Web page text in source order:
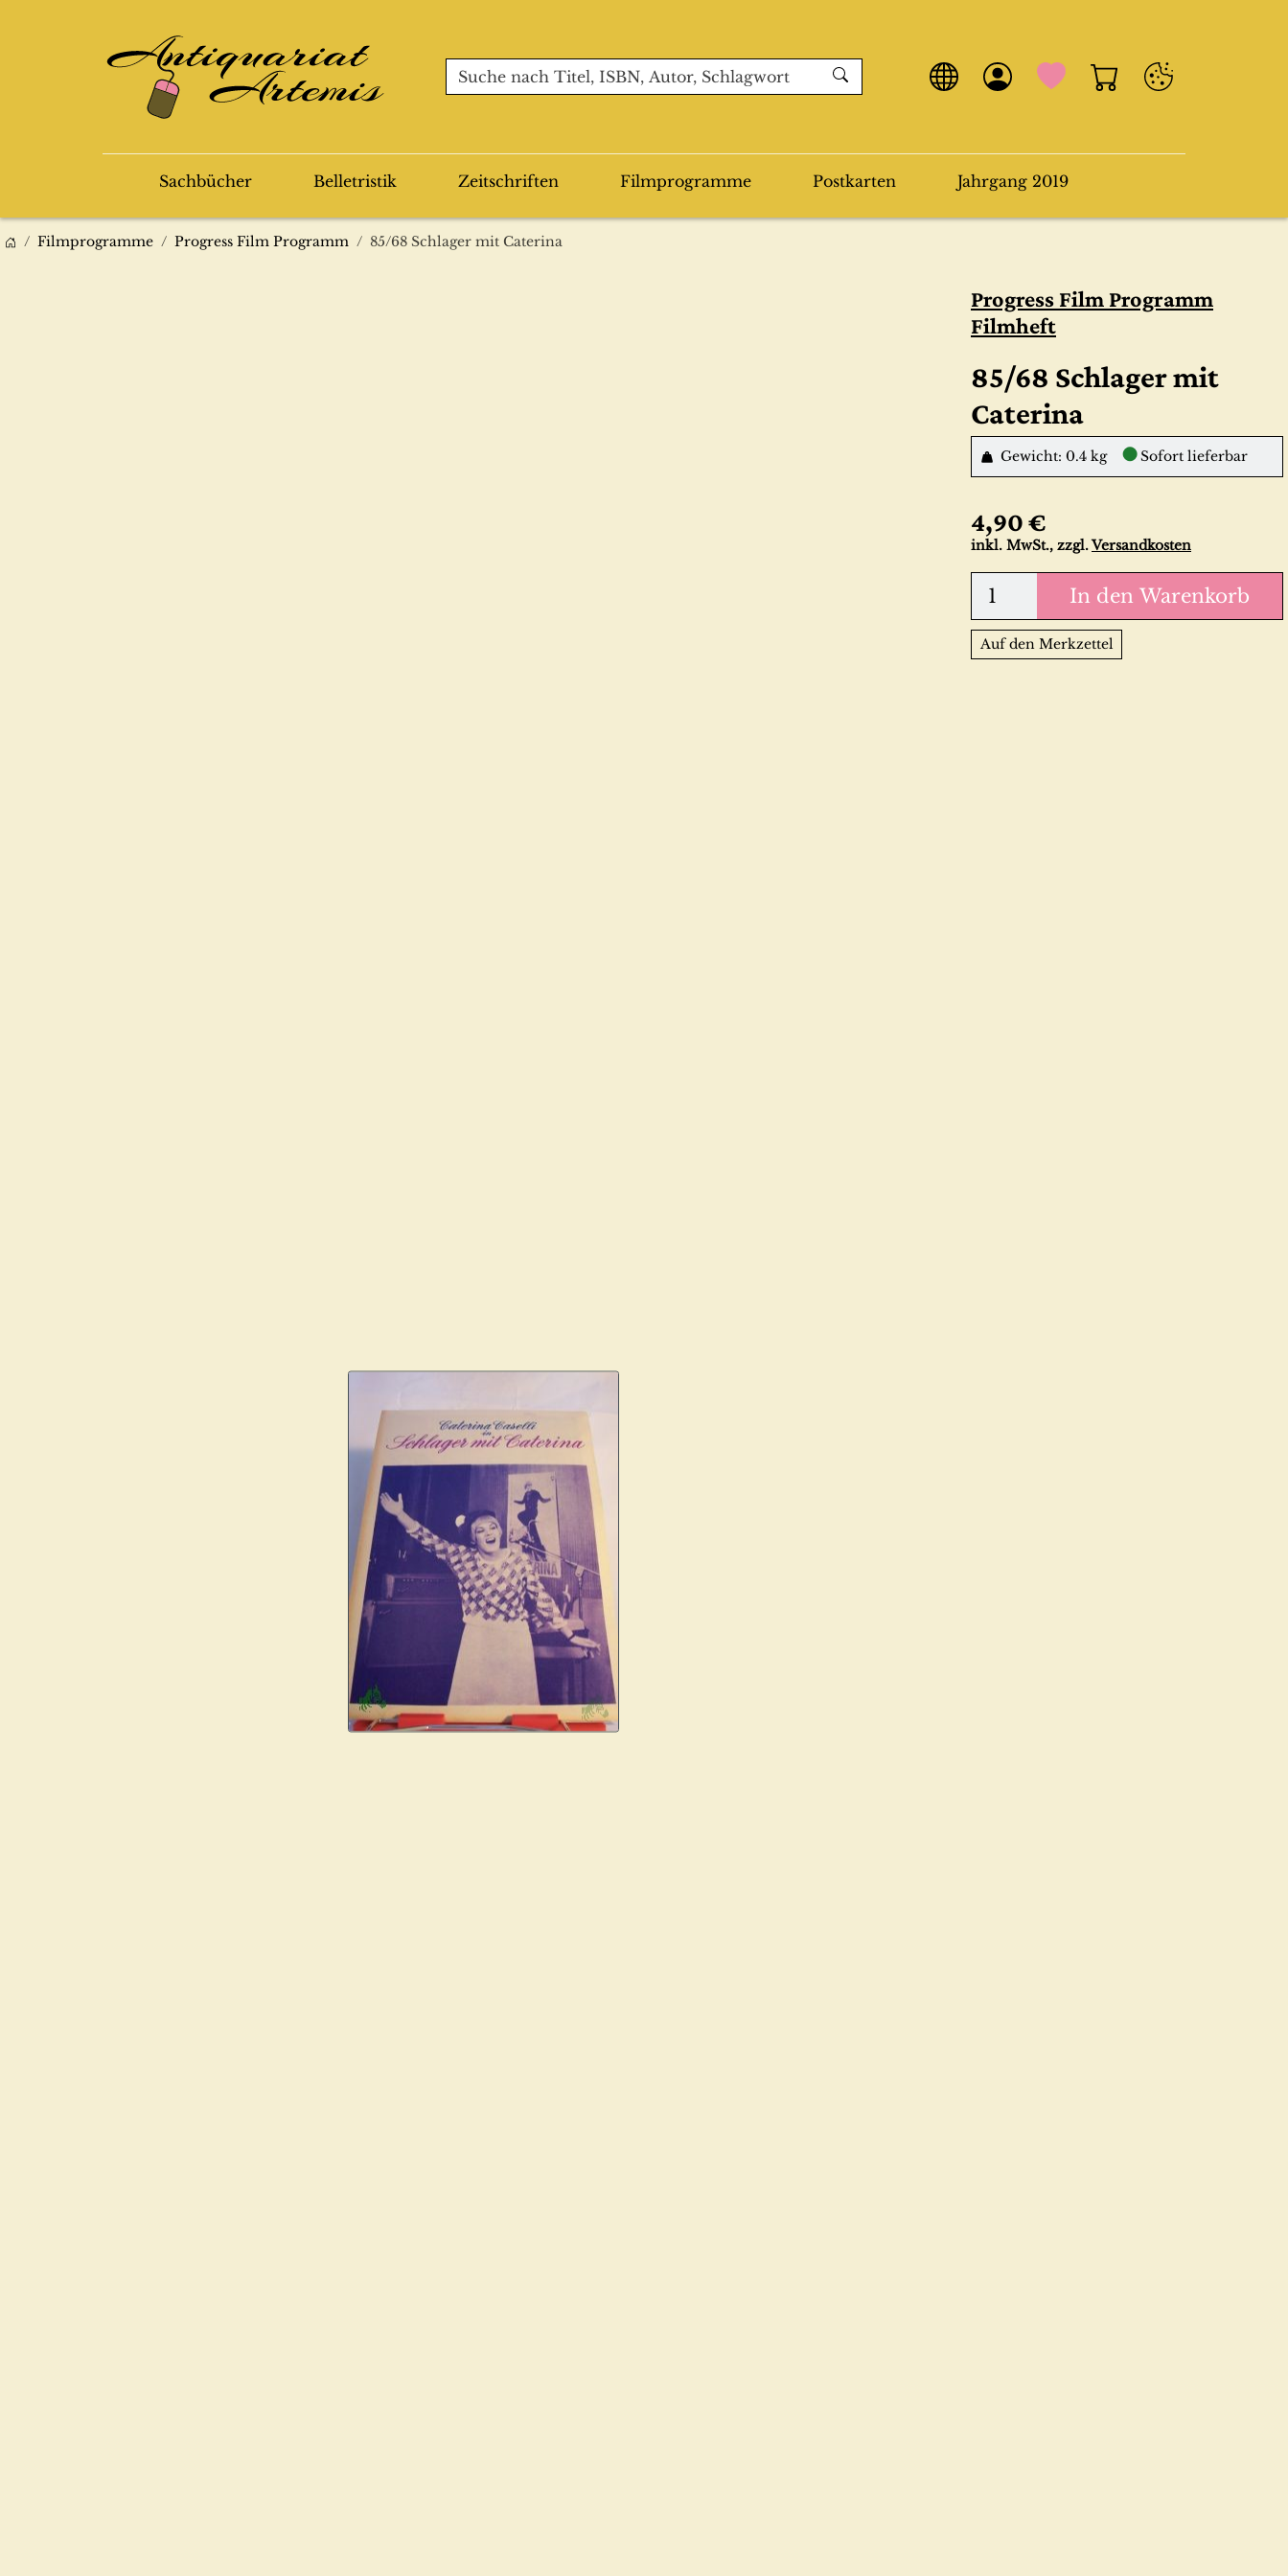
Sachbücher Belletristik Zeitschriften Filmprogramme Postkarten Jahrgang 2019
Filmprogramme Progress Film Programm 85/68 Schlager mit Caterina
Progress Film Programm
Filmheft
85/68 Schlager mit
Caterina
Gewicht: 0.4 kg ●Sofort lieferbar
4,90 €
inkl. MwSt., zzgl.Versandkosten
In den Warenkorb
Auf den Merkzettel